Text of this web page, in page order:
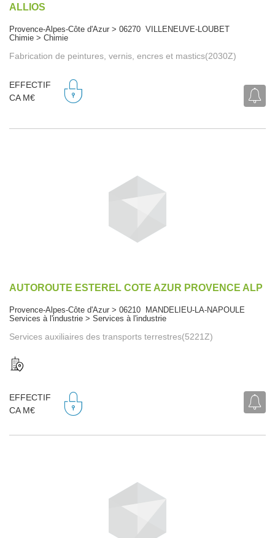
ALLIOS
Provence-Alpes-Côte d'Azur > 06270 VILLENEUVE-LOUBET
Chimie > Chimie
Fabrication de peintures, vernis, encres et mastics(2030Z)
EFFECTIF
CA M€
AUTOROUTE ESTEREL COTE AZUR PROVENCE ALP
Provence-Alpes-Côte d'Azur > 06210 MANDELIEU-LA-NAPOULE
Services à l'industrie > Services à l'industrie
Services auxiliaires des transports terrestres(5221Z)
EFFECTIF
CA M€